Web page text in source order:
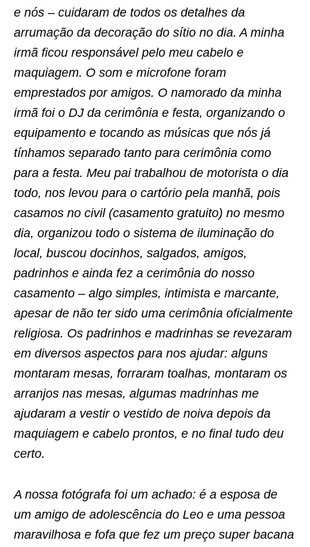
e nós – cuidaram de todos os detalhes da
arrumação da decoração do sítio no dia. A minha
irmã ficou responsável pelo meu cabelo e
maquiagem. O som e microfone foram
emprestados por amigos. O namorado da minha
irmã foi o DJ da cerimônia e festa, organizando o
equipamento e tocando as músicas que nós já
tínhamos separado tanto para cerimônia como
para a festa. Meu pai trabalhou de motorista o dia
todo, nos levou para o cartório pela manhã, pois
casamos no civil (casamento gratuito) no mesmo
dia, organizou todo o sistema de iluminação do
local, buscou docinhos, salgados, amigos,
padrinhos e ainda fez a cerimônia do nosso
casamento – algo simples, intimista e marcante,
apesar de não ter sido uma cerimônia oficialmente
religiosa. Os padrinhos e madrinhas se revezaram
em diversos aspectos para nos ajudar: alguns
montaram mesas, forraram toalhas, montaram os
arranjos nas mesas, algumas madrinhas me
ajudaram a vestir o vestido de noiva depois da
maquiagem e cabelo prontos, e no final tudo deu
certo.
A nossa fotógrafa foi um achado: é a esposa de
um amigo de adolescência do Leo e uma pessoa
maravilhosa e fofa que fez um preço super bacana